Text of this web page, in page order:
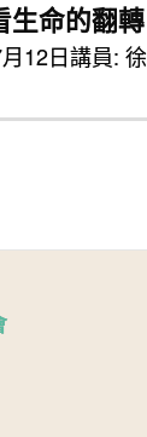
生命的翻轉
12日講員: